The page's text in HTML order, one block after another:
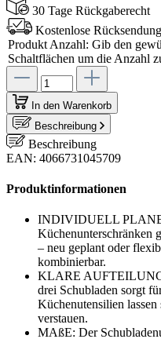
30 Tage Rückgaberecht
Kostenlose Rücksendung
Produkt Anzahl: Gib den
Schaltflächen um die Anzahl
In den Warenkorb
Beschreibung
Beschreibung
EAN: 4066731045709
Produktinformationen
INDIVIDUELL
Küchenunterschränken
– neu geplant oder
kombinierbar.
KLARE
drei Schubladen sorgt
Küchenutensilien
verstauen.
MAßE: Der